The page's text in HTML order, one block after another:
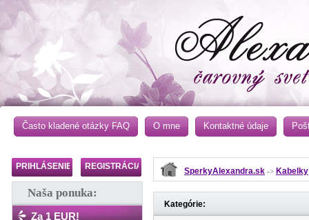
Často kladené otázky FAQ O mne Kontaktné údaje
PRIHLÁSENIE REGISTRÁCIA
Naša ponuka:
Za 1 EUR!
SperkyAlexandra.sk -> Kabelky
Kategórie: